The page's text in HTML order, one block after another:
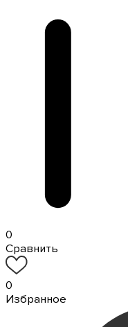
0
Сравнить
0
Избранное